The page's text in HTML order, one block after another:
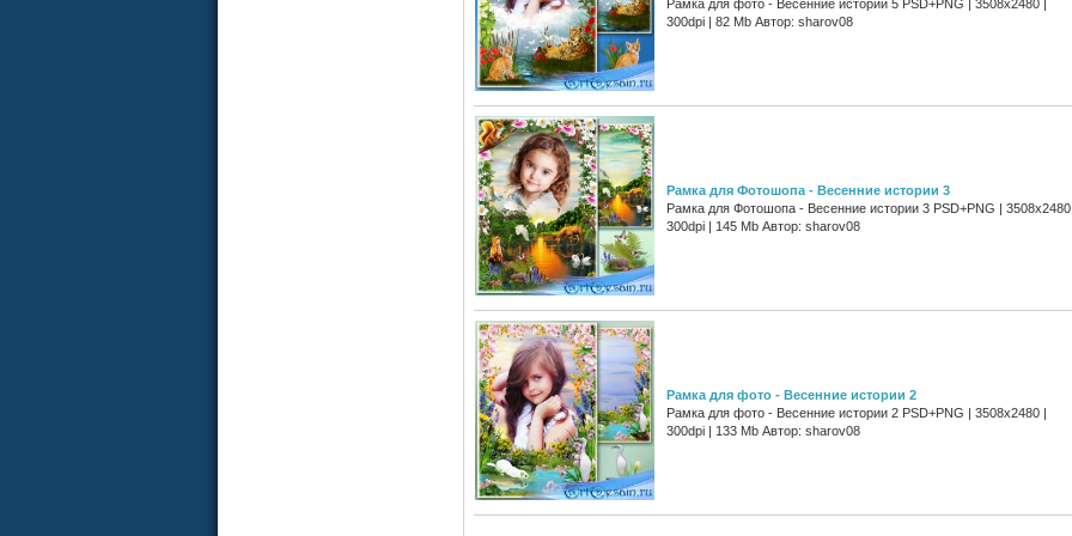
Рамка для фото - Весенние истории 5 PSD+PNG | 3508x2480 |
300dpi | 82 Mb Автор: sharov08
Рамка для Фотошопа - Весенние истории 3
Рамка для Фотошопа - Весенние истории 3 PSD+PNG |
300dpi | 145 Mb Автор: sharov08
Рамка для фото - Весенние истории 2
Рамка для фото - Весенние истории 2 PSD+PNG | 3508x2480 |
300dpi | 133 Mb Автор: sharov08